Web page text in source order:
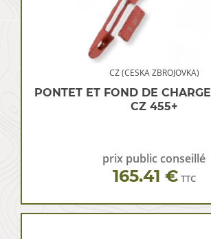
CZ (CESKA ZBROJOVKA)
PONTET ET FOND DE
CZ 455+
prix public conseillé
165.41 € TTC